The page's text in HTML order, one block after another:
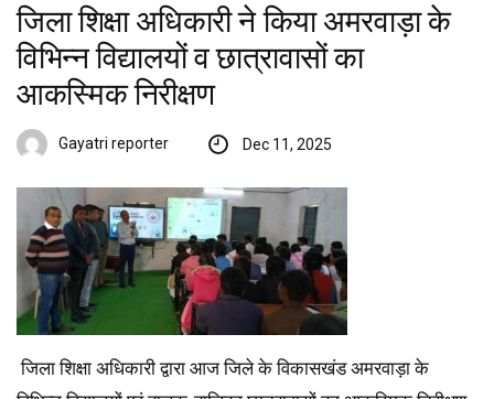
जिला शिक्षा अधिकारी ने किया अमरवाड़ा के
विभिन्न विद्यालयों व छात्रावासों का
आकस्मिक निरीक्षण
Gayatri reporter Dec 11, 2025
जिला शिक्षा अधिकारी द्वारा आज जिले के विकासखंड अमरवाड़ा के